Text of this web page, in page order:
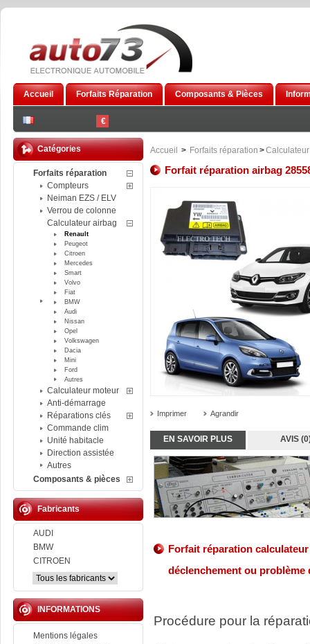
€
Accueil Forfaits Réparation Composants & Pièces
Catégories
Forfaits réparation
Compteurs
Neiman EZS / ELV
Verrou de colonne
Calculateur airbag
Renault
Peugeot
Citroen
Mercedes
Smart
Volvo
Fiat
BMW
Audi
Nissan
Opel
Volkswagen
Dacia
Mini
Ford
Autres
Calculateur moteur
Anti-démarrage
Réparations clés
Commande clim
Unité habitacle
Direction assistée
Autres
Composants & pièces
Fabricants
AUDI
BMW
CITROEN
INFORMATIONS
Mentions légales
Accueil > Forfaits réparation >
Forfait réparation airbag
Imprimer Agrandir
EN SAVOIR PLUS AVIS
Forfait réparation calculateur
déclenchement ou problème
Procédure pour la